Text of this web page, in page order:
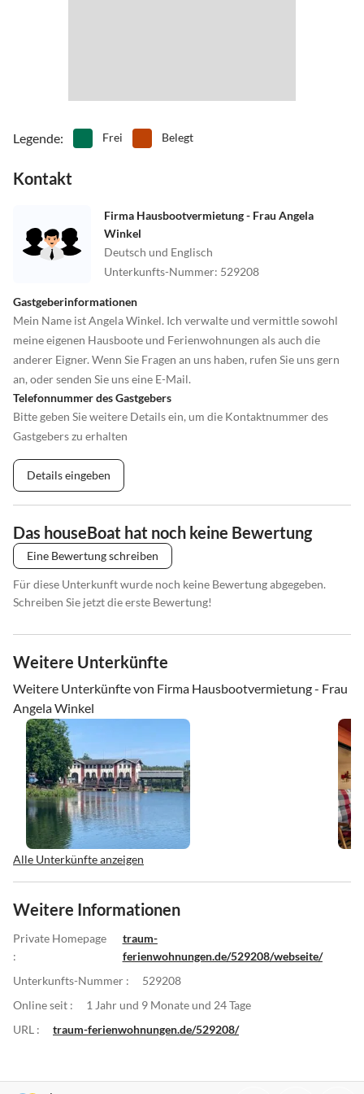
Legende: Frei Belegt
Kontakt
Firma Hausbootvermietung - Frau Angela
Winkel
Deutsch und Englisch
Unterkunfts-Nummer: 529208
Gastgeberinformationen
Mein Name ist Angela Winkel. Ich verwalte und vermittle sowohl
meine eigenen Hausboote und Ferienwohnungen als auch die
anderer Eigner. Wenn Sie Fragen an uns haben, rufen Sie uns gern
an, oder senden Sie uns eine E-Mail.
Telefonnummer des Gastgebers
Bitte geben Sie weitere Details ein, um die Kontaktnummer des
Gastgebers zu erhalten
Details eingeben
Das houseBoat hat noch keine Bewertung
Eine Bewertung schreiben
Für diese Unterkunft wurde noch keine Bewertung abgegeben.
Schreiben Sie jetzt die erste Bewertung!
Weitere Unterkünfte
Weitere Unterkünfte von Firma Hausbootvermietung - Frau
Angela Winkel
Alle Unterkünfte anzeigen
Weitere Informationen
Private Homepage
:
traum-
ferienwohnungen.de/529208/webseite/
Unterkunfts-Nummer :
529208
Online seit :
1 Jahr und 9 Monate und 24 Tage
URL :
traum-ferienwohnungen.de/529208/